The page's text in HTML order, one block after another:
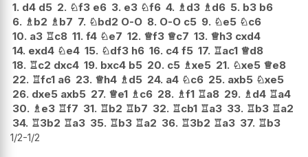
1. d4 d5 2. ♘f3 e6 3. e3 ♘f6 4. ♗d3 ♗d6 5. b3 b6
6. ♗b2 ♗b7 7. ♘bd2 O-O 8. O-O c5 9. ♘e5 ♘c6
10. a3 ♖c8 11. f4 ♘e7 12. ♕f3 ♕c7 13. ♕h3 cxd4
14. exd4 ♘e4 15. ♘df3 h6 16. c4 f5 17. ♖ac1 ♕d8
18. ♖c2 dxc4 19. bxc4 b5 20. c5 ♗xe5 21. ♘xe5 ♕e8
22. ♖fc1 a6 23. ♕h4 ♗d5 24. a4 ♘c6 25. axb5 ♘xe5
26. dxe5 axb5 27. ♕e1 ♗c6 28. ♗f1 ♖a8 29. ♗d4 ♖a4
30. ♗e3 ♖f7 31. ♖b2 ♖b7 32. ♖cb1 ♖a3 33. ♖b3 ♖a2
34. ♖3b2 ♖a3 35. ♖b3 ♖a2 36. ♖3b2 ♖a3 37. ♖b3
1/2-1/2